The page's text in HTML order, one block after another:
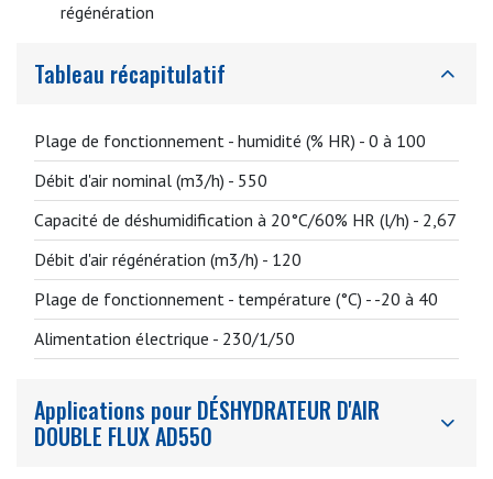
régénération
Tableau récapitulatif
Plage de fonctionnement - humidité (% HR) - 0 à 100
Débit d'air nominal (m3/h) - 550
Capacité de déshumidification à 20°C/60% HR (l/h) - 2,67
Débit d'air régénération (m3/h) - 120
Plage de fonctionnement - température (°C) - -20 à 40
Alimentation électrique - 230/1/50
Applications pour DÉSHYDRATEUR D'AIR
DOUBLE FLUX AD550